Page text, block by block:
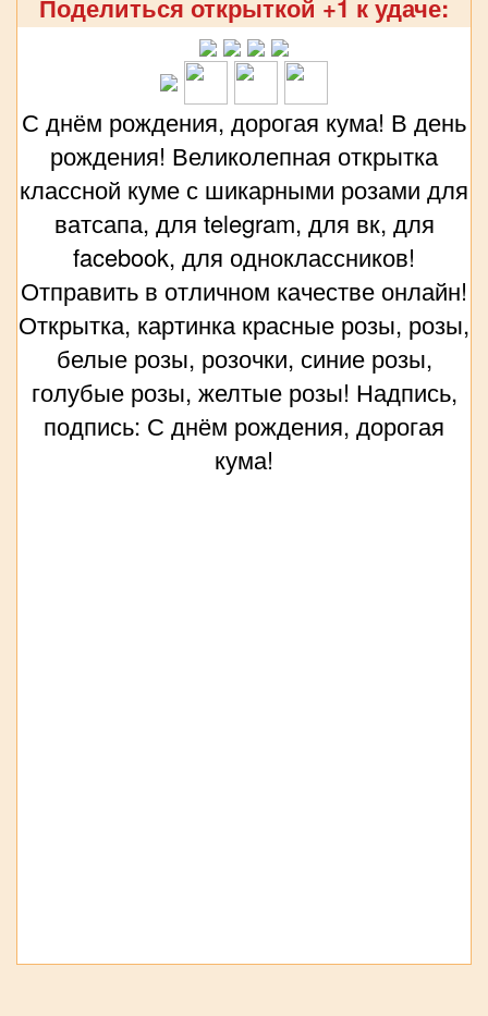
Поделиться открыткой +1 к удаче:
С днём рождения, дорогая кума! В день
рождения! Великолепная открытка
классной куме с шикарными розами для
ватсапа, для telegram, для вк, для
facebook, для одноклассников!
Отправить в отличном качестве онлайн!
Открытка, картинка красные розы, розы,
белые розы, розочки, синие розы,
голубые розы, желтые розы! Надпись,
подпись: С днём рождения, дорогая
кума!